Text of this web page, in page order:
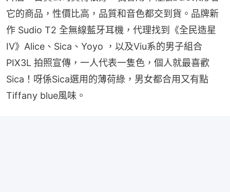
它的商品，性價比高，品質和音色都交到貨。品牌新
作 Sudio T2 全無線藍牙耳機，代理找到《全民造星
IV》Alice、Sica、Yoyo ，以及Viu系的男子組合
PIX3L 拍照宣傳，一人代表一隻色，個人就最喜歡
Sica！呀係Sica選用的薄荷綠，男女都合用又有點
Tiffany blue風味。